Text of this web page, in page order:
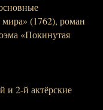
(1762), роман
«Покинутая
и 2-й актёрские